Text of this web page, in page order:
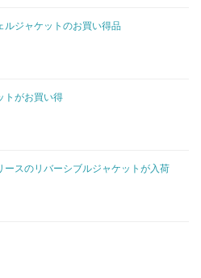
ルジャケットのお買い得品
トがお買い得
ースのリバーシブルジャケットが入荷